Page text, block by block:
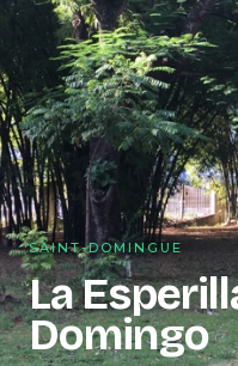
SAINT-DOMINGUE
La
Domingo